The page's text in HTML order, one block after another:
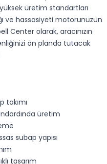
yüksek üretim standartları
ve hassasiyeti motorunuzun
Center olarak, aracınızın
ön planda tutacak
takımı
üretim
subap yapısı
tasarım